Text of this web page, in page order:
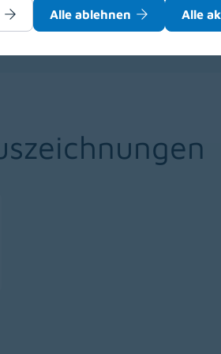
Sitzung abgemeldet
Alle ablehnen Alle